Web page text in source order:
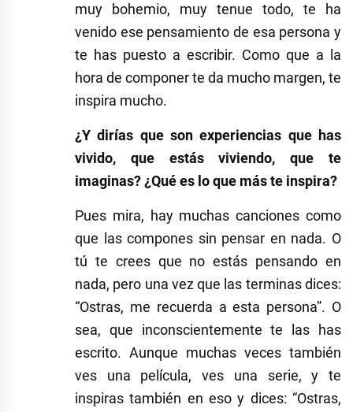
muy bohemio, muy tenue todo, te ha
venido ese pensamiento de esa persona y
te has puesto a escribir. Como que a la
hora de componer te da mucho margen, te
inspira mucho.
¿Y dirías que son experiencias que has
vivido, que estás viviendo, que te
imaginas? ¿Qué es lo que más te inspira?
Pues mira, hay muchas canciones como
que las compones sin pensar en nada. O
tú te crees que no estás pensando en
nada, pero una vez que las terminas dices:
“Ostras, me recuerda a esta persona”. O
sea, que inconscientemente te las has
escrito. Aunque muchas veces también
ves una película, ves una serie, y te
inspiras también en eso y dices: “Ostras,